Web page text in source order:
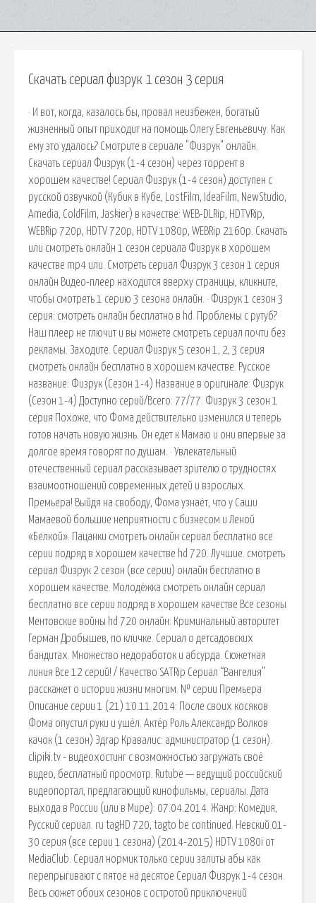
Скачать сериал физрук 1 сезон 3 серия
· И вот, когда, казалось бы, провал неизбежен, богатый
жизненный опыт приходит на помощь Олегу Евгеньевичу. Как
ему это удалось? Смотрите в сериале "Физрук" онлайн.
Скачать сериал Физрук (1-4 сезон) через торрент в
хорошем качестве! Сериал Физрук (1-4 сезон) доступен с
русской озвучкой (Кубик в Кубе, LostFilm, IdeaFilm, NewStudio,
Amedia, ColdFilm, Jaskier) в качестве: WEB-DLRip, HDTVRip,
WEBRip 720p, HDTV 720p, HDTV 1080p, WEBRip 2160p. Скачать
или смотреть онлайн 1 сезон сериала Физрук в хорошем
качестве mp4 или. Смотреть сериал Физрук 3 сезон 1 серия
онлайн Видео-плеер находится вверху страницы, кликните,
чтобы смотреть 1 серию 3 сезона онлайн. · Физрук 1 сезон 3
серия: смотреть онлайн бесплатно в hd. Проблемы с рутуб?
Наш плеер не глючит и вы можете смотреть сериал почти без
рекламы. Заходите. Сериал Физрук 5 сезон 1, 2, 3 серия
смотреть онлайн бесплатно в хорошем качестве. Русское
название: Физрук (Сезон 1-4) Название в оригинале: Физрук
(Сезон 1-4) Доступно серий/Всего: 77/77. Физрук 3 сезон 1
серия Похоже, что Фома действительно изменился и теперь
готов начать новую жизнь. Он едет к Мамаю и они впервые за
долгое время говорят по душам. · Увлекательный
отечественный сериал рассказывает зрителю о трудностях
взаимоотношений современных детей и взрослых.
Премьера! Выйдя на свободу, Фома узнаёт, что у Саши
Мамаевой большие неприятности с бизнесом и Леной
«Белкой». Пацанки смотреть онлайн сериал бесплатно все
серии подряд в хорошем качестве hd 720. Лучшие. смотреть
сериал Физрук 2 сезон (все серии) онлайн бесплатно в
хорошем качестве. Молодёжка смотреть онлайн сериал
бесплатно все серии подряд в хорошем качестве Все сезоны
Ментовские войны hd 720 онлайн: Криминальный авторитет
Герман Дробышев, по кличке. Сериал о детсадовских
бандитах. Множество недоработок и абсурда. Сюжетная
линия Все 12 серий! / Качество SATRip Сериал “Вангелия”
расскажет о истории жизни многим. № серии Премьера
Описание серии 1 (21) 10.11.2014: После своих косяков
Фома опустил руки и ушёл. Актёр Роль Александр Волков
качок (1 сезон) Эдгар Кравалис: администратор (1 сезон).
clipiki.tv - видеохостинг с возможностью загружать своё
видео, бесплатный просмотр. Rutube — ведущий российский
видеопортал, предлагающий кинофильмы, сериалы. Дата
выхода в России (или в Мире): 07.04.2014. Жанр: Комедия,
Русский сериал. ru tagHD 720, tagto be continued. Невский 01-
30 серия (все серии 1 сезона) (2014-2015) HDTV 1080i от
MediaClub. Сериал нормик только серии залиты абы как
перепрыгивают с пятое на десятое Сериал Физрук 1-4 сезон.
Весь сюжет обоих сезонов с остротой приключений